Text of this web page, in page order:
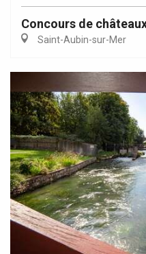
Concours de
Saint-Aubin-sur-Mer